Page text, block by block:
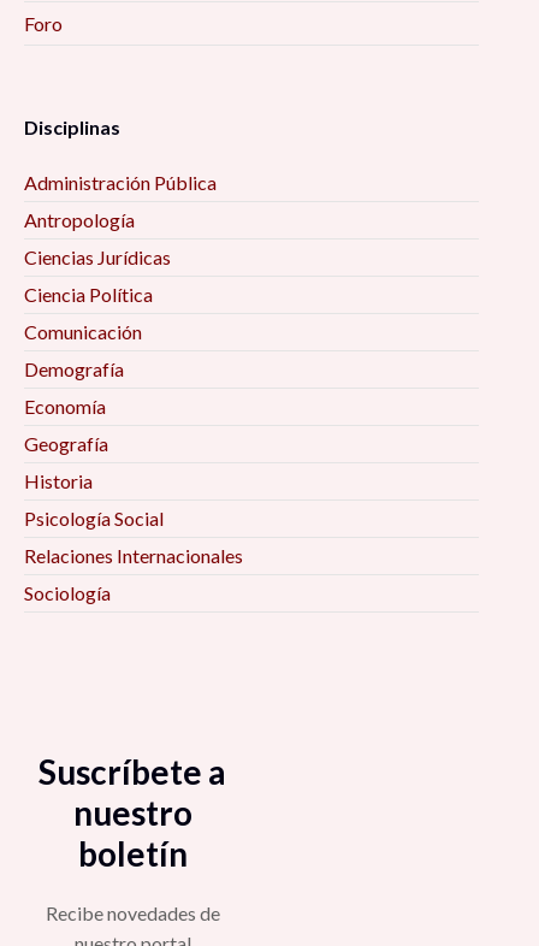
Foro
Disciplinas
Administración Pública
Antropología
Ciencias Jurídicas
Ciencia Política
Comunicación
Demografía
Economía
Geografía
Historia
Psicología Social
Relaciones Internacionales
Sociología
Suscríbete a
nuestro
boletín
Recibe novedades de